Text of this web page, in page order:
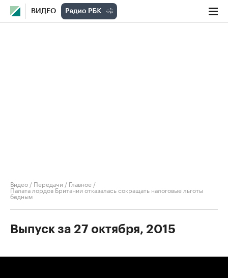
ВИДЕО
Видео / Передачи / Главное /
Палата лордов Британии отказалась сокращать налоговые льготы
бедным
Выпуск за 27 октября, 2015